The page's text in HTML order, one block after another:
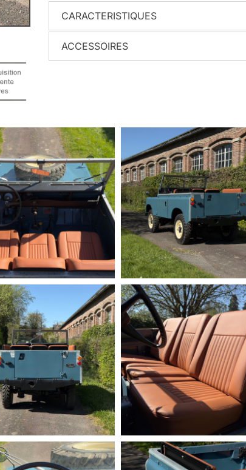
CARACTERISTIQUES
ACCESSOIRES